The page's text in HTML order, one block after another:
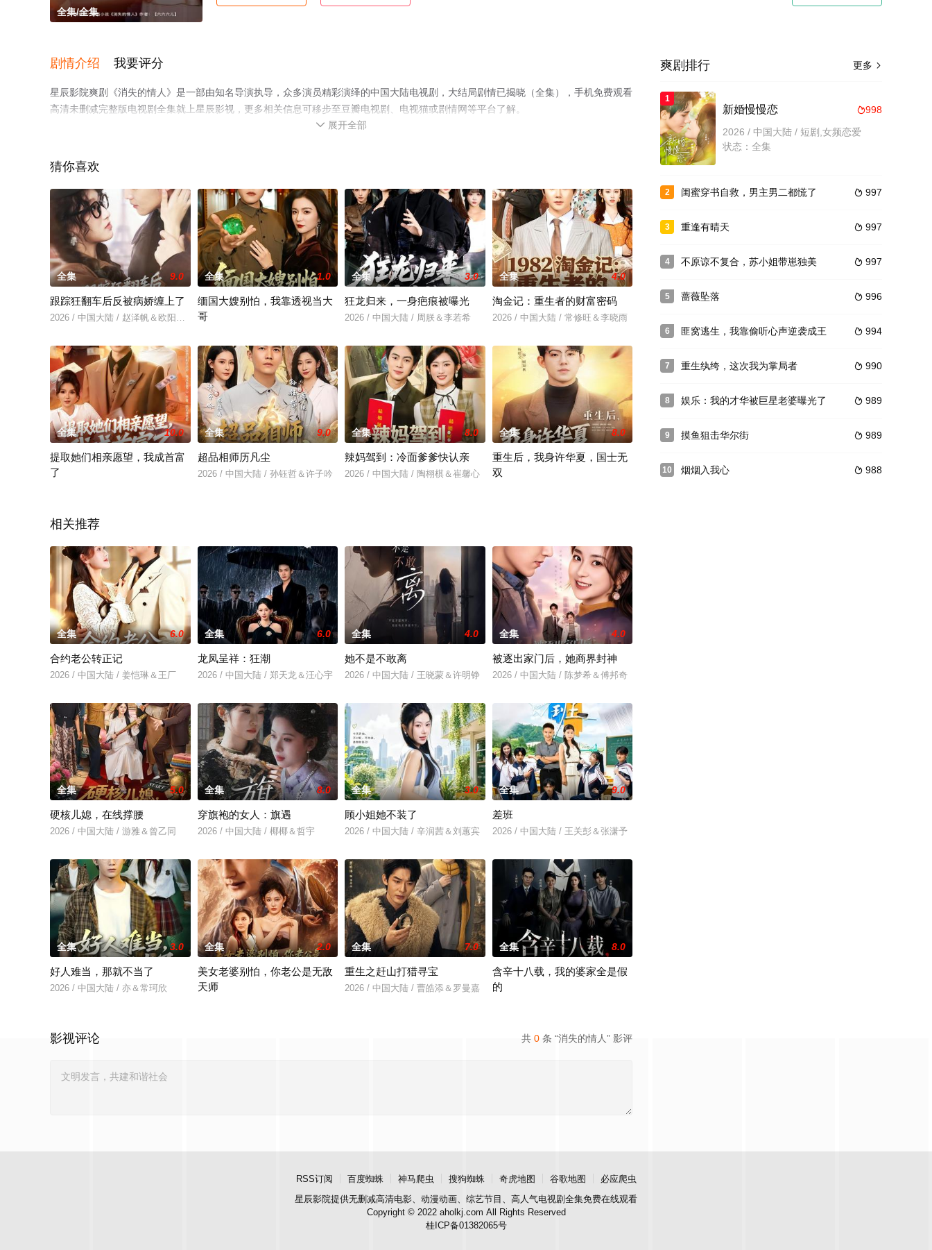
全集/全集
剧情介绍 我要评分
星辰影院爽剧《消失的情人》是一部由知名导演执导，众多演员精彩演绎的中国大陆电视剧，大结局剧情已揭晓（全集），手机免费观看
高清未删减完整版电视剧全集就上星辰影视，更多相关信息可移步至豆瓣电视剧、电视猫或剧情网等平台了解。
 展开全部
猜你喜欢
全集 9.0
跟踪狂翻车后反被病娇缠上了
2026 / 中国大陆 / 赵泽帆＆欧阳瑞泽
全集 1.0
缅国大嫂别怕，我靠透视当大
哥
全集 3.0
狂龙归来，一身疤痕被曝光
2026 / 中国大陆 / 周朕＆李若希
全集 4.0
淘金记：重生者的财富密码
2026 / 中国大陆 / 常修旺＆李晓雨
全集 10.0
提取她们相亲愿望，我成首富
了
全集 9.0
超品相师历凡尘
2026 / 中国大陆 / 孙钰哲＆许子吟
全集 8.0
辣妈驾到：冷面爹爹快认亲
2026 / 中国大陆 / 陶栩棋＆崔馨心
全集 8.0
重生后，我身许华夏，国士无
双
相关推荐
全集 6.0
合约老公转正记
2026 / 中国大陆 / 姜恺琳＆王厂
全集 6.0
龙凤呈祥：狂潮
2026 / 中国大陆 / 郑天龙＆汪心宇
全集 4.0
她不是不敢离
2026 / 中国大陆 / 王晓蒙＆许明铮
全集 4.0
被逐出家门后，她商界封神
2026 / 中国大陆 / 陈梦希＆傅邦奇
全集 5.0
硬核儿媳，在线撑腰
2026 / 中国大陆 / 游雅＆曾乙同
全集 8.0
穿旗袍的女人：旗遇
2026 / 中国大陆 / 椰椰＆哲宇
全集 3.0
顾小姐她不装了
2026 / 中国大陆 / 辛润茜＆刘蕙宾
全集 9.0
差班
2026 / 中国大陆 / 王关彭＆张潇予
全集 3.0
好人难当，那就不当了
2026 / 中国大陆 / 亦＆常珂欣
全集 2.0
美女老婆别怕，你老公是无敌
天师
全集 7.0
重生之赶山打猎寻宝
2026 / 中国大陆 / 曹皓添＆罗曼嘉
全集 8.0
含辛十八载，我的婆家全是假
的
共 0 条 “消失的情人” 影评
影视评论
更多 
爽剧排行
1
998
新婚慢慢恋
2026 / 中国大陆 / 短剧,女频恋爱
状态：全集
2  997
闺蜜穿书自救，男主男二都慌了
3  997
重逢有晴天
4  997
不原谅不复合，苏小姐带崽独美
5  996
蔷薇坠落
6  994
匪窝逃生，我靠偷听心声逆袭成王
7  990
重生纨绔，这次我为掌局者
8  989
娱乐：我的才华被巨星老婆曝光了
9  989
摸鱼狙击华尔街
10  988
烟烟入我心
RSS订阅 百度蜘蛛 神马爬虫 搜狗蜘蛛 奇虎地图 谷歌地图
必应爬虫
星辰影院提供无删减高清电影、动漫动画、综艺节目、高人气电视剧全集免费在线观看
Copyright © 2022 aholkj.com All Rights Reserved
桂ICP备01382065号